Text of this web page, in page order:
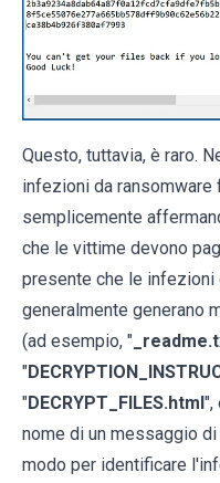
Questo, tuttavia, è raro.
infezioni da
semplicemente
che le vittime devono
presente che le infezioni
generalmente generano
(ad esempio, "
"
"DECRYPT_FILES.html",
nome di un messaggio
modo per identificare